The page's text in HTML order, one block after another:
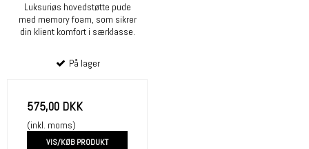
Luksuriøs hovedstøtte pude
med memory foam, som sikrer
din klient komfort i særklasse.
På lager
575,00 DKK
(inkl. moms)
VIS/KØB PRODUKT